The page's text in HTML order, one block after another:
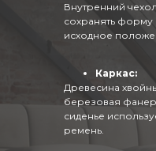
Внутренний
сохранять форму
исходное
Каркас:
Древесина
березовая
сиденье
ремень.